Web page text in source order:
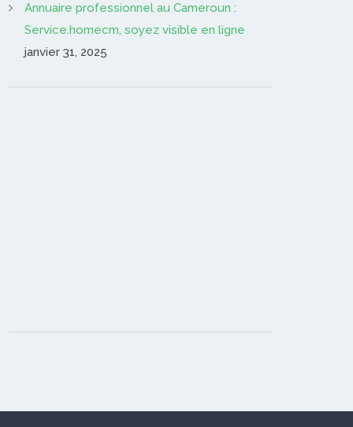
Annuaire professionnel au Cameroun :
Service.homecm, soyez visible en ligne
janvier 31, 2025